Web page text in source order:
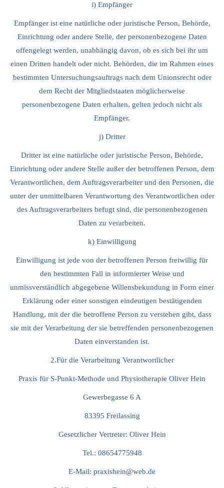
i) Empfänger
Empfänger ist eine natürliche oder juristische Person, Behörde,
Einrichtung oder andere Stelle, der personenbezogene Daten
offengelegt werden, unabhängig davon, ob es sich bei ihr um
einen Dritten handelt oder nicht. Behörden, die im Rahmen eines
bestimmten Untersuchungsauftrags nach dem Unionsrecht oder
dem Recht der Mitgliedstaaten möglicherweise
personenbezogene Daten erhalten, gelten jedoch nicht als
Empfänger.
j) Dritter
Dritter ist eine natürliche oder juristische Person, Behörde,
Einrichtung oder andere Stelle außer der betroffenen Person, dem
Verantwortlichen, dem Auftragsverarbeiter und den Personen, die
unter der unmittelbaren Verantwortung des Verantwortlichen oder
des Auftragsverarbeiters befugt sind, die personenbezogenen
Daten zu verarbeiten.
k) Einwilligung
Einwilligung ist jede von der betroffenen Person freiwillig für
den bestimmten Fall in informierter Weise und
unmissverständlich abgegebene Willensbekundung in Form einer
Erklärung oder einer sonstigen eindeutigen bestätigenden
Handlung, mit der die betroffene Person zu verstehen gibt, dass
sie mit der Verarbeitung der sie betreffenden personenbezogenen
Daten einverstanden ist.
2.Für die Verarbeitung Verantwortlicher
Praxis für S-Punkt-Methode und Physiotherapie Oliver Hein
Gewerbegasse 6 A
83395 Freilassing
Gesetzlicher Vertreter: Oliver Hein
Tel.: 08654775948
E-Mail: praxishein@web.de